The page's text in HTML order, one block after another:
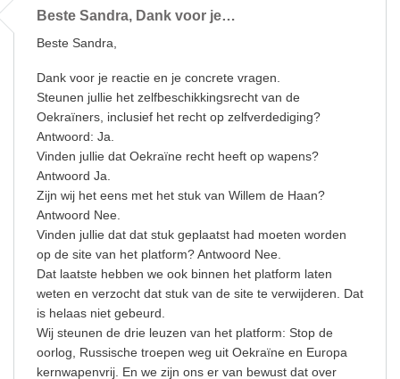
Beste Sandra, Dank voor je…
Beste Sandra,
Dank voor je reactie en je concrete vragen.
Steunen jullie het zelfbeschikkingsrecht van de
Oekraïners, inclusief het recht op zelfverdediging?
Antwoord: Ja.
Vinden jullie dat Oekraïne recht heeft op wapens?
Antwoord Ja.
Zijn wij het eens met het stuk van Willem de Haan?
Antwoord Nee.
Vinden jullie dat dat stuk geplaatst had moeten worden
op de site van het platform? Antwoord Nee.
Dat laatste hebben we ook binnen het platform laten
weten en verzocht dat stuk van de site te verwijderen. Dat
is helaas niet gebeurd.
Wij steunen de drie leuzen van het platform: Stop de
oorlog, Russische troepen weg uit Oekraïne en Europa
kernwapenvrij. En we zijn ons er van bewust dat over